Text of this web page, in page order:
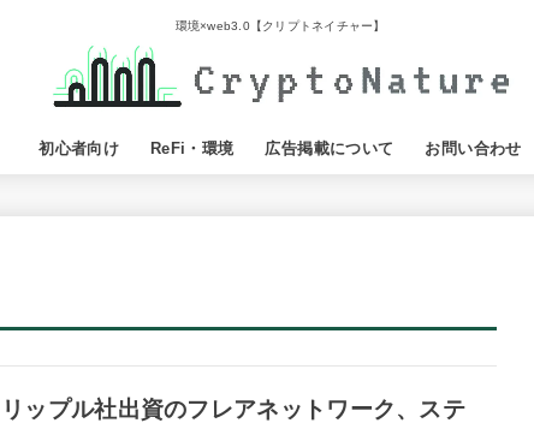
環境×web3.0【クリプトネイチャー】
初心者向け ReFi・環境 広告掲載について お問い合わせ
リップル社出資のフレアネットワーク、ステ